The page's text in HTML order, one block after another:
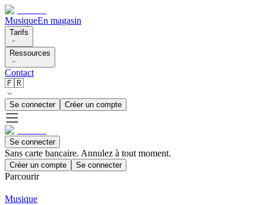
MusiqueEn magasin
Tarifs
Ressources
Contact
🇫🇷
Se connecter Créer un compte
Se connecter
Sans carte bancaire. Annulez à tout moment.
Créer un compte Se connecter
Parcourir
Musique